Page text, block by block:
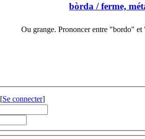
bòrda / ferme,
Ou grange. Prononcer entre "bordo"
[Se connecter]